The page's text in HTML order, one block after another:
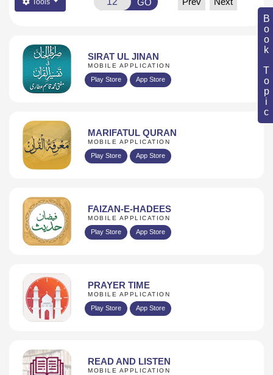
Book Topic
SIRAT UL JINAN
MOBILE APPLICATION
Play Store App Store
MARIFATUL QURAN
MOBILE APPLICATION
Play Store App Store
FAIZAN-E-HADEES
MOBILE APPLICATION
Play Store App Store
PRAYER TIME
MOBILE APPLICATION
Play Store App Store
READ AND LISTEN
MOBILE APPLICATION